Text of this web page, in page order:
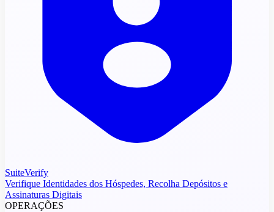
SuiteVerify
Verifique Identidades dos Hóspedes, Recolha Depósitos e
Assinaturas Digitais
OPERAÇÕES